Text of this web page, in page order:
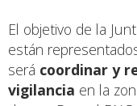
El objetivo de la
están
será coordinar y
vigilancia en la